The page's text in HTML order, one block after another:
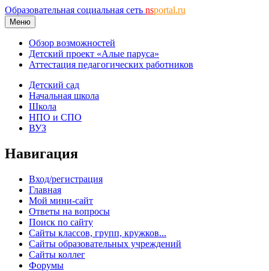
Образовательная социальная сеть nsportal.ru
Меню
Обзор возможностей
Детский проект «Алые паруса»
Аттестация педагогических работников
Детский сад
Начальная школа
Школа
НПО и СПО
ВУЗ
Навигация
Вход/регистрация
Главная
Мой мини-сайт
Ответы на вопросы
Поиск по сайту
Сайты классов, групп, кружков...
Сайты образовательных учреждений
Сайты коллег
Форумы